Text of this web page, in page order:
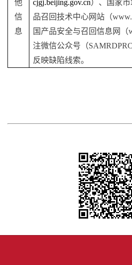
他
信
息
cjgj.beijing.gov.cn）、国家
品召回技术中心网站（
国产品安全与召回信息网（
注微信公众号（
反映缺陷线索。